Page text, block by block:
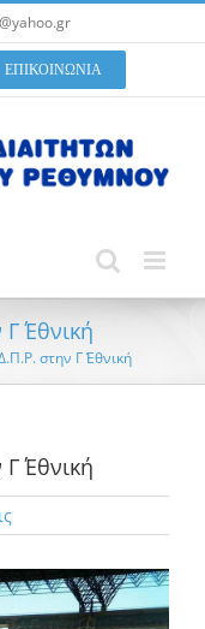
ΕΠΙΚΟΙΝΩΝΙΑ
Εθνική
στην Γ΄ Εθνική
Εθνική